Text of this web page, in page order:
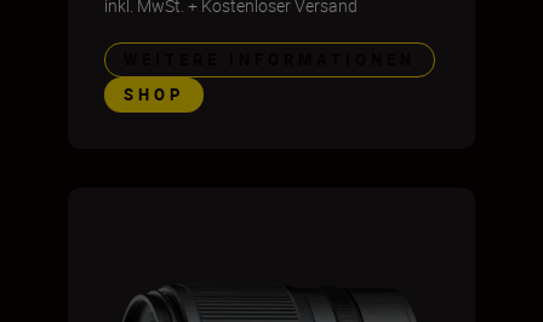
inkl. MwSt. + Kostenloser Versand
SHOP